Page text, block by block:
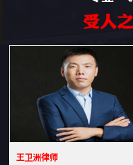
王卫洲律师